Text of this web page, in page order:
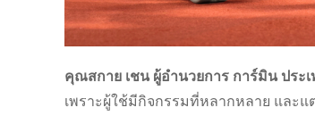
คุณสกาย เชน ผู้อำนวยการ การ์มิน ประ
เพราะผู้ใช้มีกิจกรรมที่หลากหลาย และ